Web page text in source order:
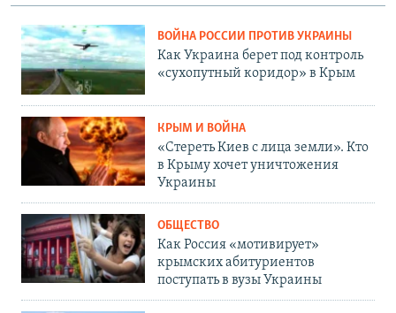
ВОЙНА РОССИИ ПРОТИВ УКРАИНЫ
Как Украина берет под контроль
«сухопутный коридор» в Крым
КРЫМ И ВОЙНА
«Стереть Киев с лица земли». Кто
в Крыму хочет уничтожения
Украины
ОБЩЕСТВО
Как Россия «мотивирует»
крымских абитуриентов
поступать в вузы Украины